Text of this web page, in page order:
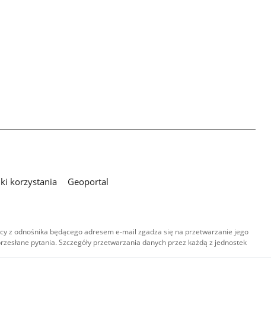
korzystania
Geoportal
z odnośnika będącego adresem e-mail zgadza się na przetwarzanie jego
pytania. Szczegóły przetwarzania danych przez każdą z jednostek